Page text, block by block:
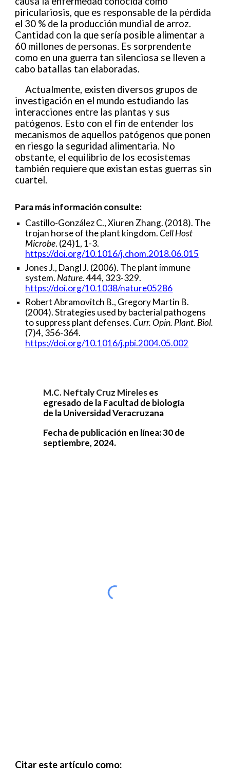
piriculariosis, que es responsable de la pérdida
el 30 % de la producción mundial de arroz.
Cantidad con la que sería posible alimentar a
60 millones de personas. Es sorprendente
como en una guerra tan silenciosa se lleven a
cabo batallas tan elaboradas.
Actualmente, existen diversos grupos de
investigación en el mundo estudiando las
interacciones entre las plantas y sus
patógenos. Esto con el fin de entender los
mecanismos de aquellos patógenos que ponen
en riesgo la seguridad alimentaria. No
obstante, el equilibrio de los ecosistemas
también requiere que existan estas guerras sin
cuartel.
Para más información consulte:
Castillo-González C., Xiuren Zhang. (2018). The
trojan horse of the plant kingdom.Cell Host
Microbe. (24)1, 1-3.
https://doi.org/10.1016/j.chom.2018.06.015
Jones J., Dangl J. (2006). The plant immune
system. Nature. 444, 323-329.
https://doi.org/10.1038/nature05286
Robert Abramovitch B., Gregory Martin B.
(2004). Strategies used by bacterial pathogens
to suppress plant defenses.Curr. Opin. Plant. Biol.
(7)4, 356-364.
https://doi.org/10.1016/j.pbi.2004.05.002
M.C. Neftaly Cruz Mireleses
egresado de la Facultad de biología
de la Universidad Veracruzana
Fecha de publicación en línea: 30 de
septiembre, 2024.
Citar este artículo como: